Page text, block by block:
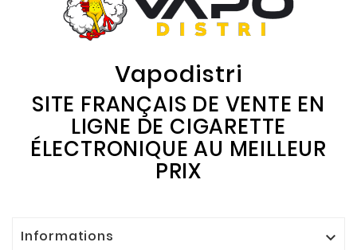
Vapodistri
SITE FRANÇAIS DE VENTE EN
LIGNE DE CIGARETTE
ÉLECTRONIQUE AU MEILLEUR
PRIX
Informations 